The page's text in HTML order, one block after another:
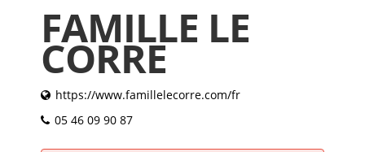
FAMILLE LE
CORRE
https://www.famillelecorre.com/fr
05 46 09 90 87